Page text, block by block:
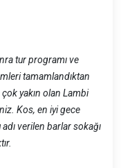
tur programı ve
tamamlandıktan
yakın olan Lambi
Kos, en iyi gece
verilen barlar sokağı